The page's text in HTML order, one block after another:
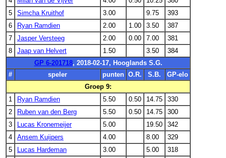
5
Simcha Kruithof 3.00 9.75
393
6
Ryan Ramdien 2.00 1.00 3.50
387
7
Jasper Versteeg 2.00 0.00 7.00
381
8
Jaap van Helvert 1.50 3.50
384
GP 6-201718, 2018-02-17, Hooglands S.G.
#
speler punten O.R. S.B.
GP-elo
Groep 9:
1
Ryan Ramdien 5.50 0.50 14.75
330
2
Ruben van den Berg 5.50 0.50 14.75
300
3
Lucas Kronemeijer 5.00 19.50
342
4
Ansem Kuijpers 4.00 8.00
329
5
Lucas Hardeman 3.00 5.00
318